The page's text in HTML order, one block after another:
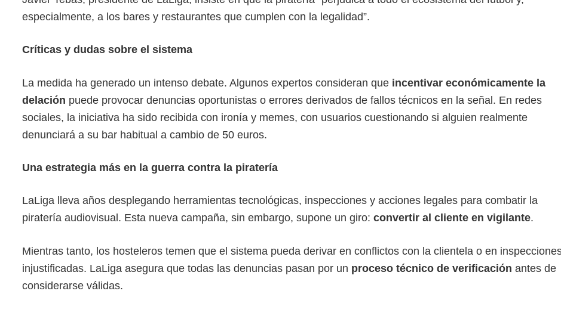
especialmente, a los bares y restaurantes que cumplen con la legalidad”.
Críticas y dudas sobre el sistema
La medida ha generado un intenso debate. Algunos expertos consideran que incentivar económicamente la
delación puede provocar denuncias oportunistas o errores derivados de fallos técnicos en la señal. En redes
sociales, la iniciativa ha sido recibida con ironía y memes, con usuarios cuestionando si alguien realmente
denunciará a su bar habitual a cambio de 50 euros.
Una estrategia más en la guerra contra la piratería
LaLiga lleva años desplegando herramientas tecnológicas, inspecciones y acciones legales para combatir la
piratería audiovisual. Esta nueva campaña, sin embargo, supone un giro: convertir al cliente en vigilante.
Mientras tanto, los hosteleros temen que el sistema pueda derivar en conflictos con la clientela o en
injustificadas. LaLiga asegura que todas las denuncias pasan por un proceso técnico de verificación antes de
considerarse válidas.